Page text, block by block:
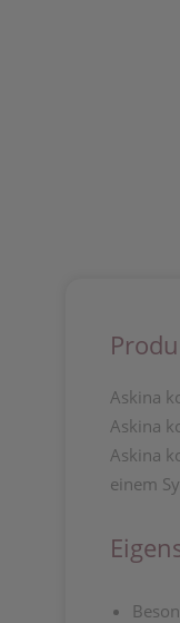
Askina
Askina
Askina
einem